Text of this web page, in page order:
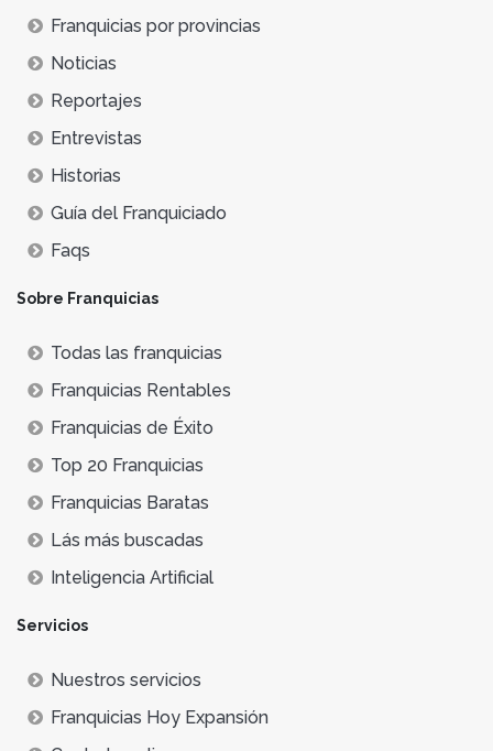
Franquicias por provincias
Noticias
Reportajes
Entrevistas
Historias
Guía del Franquiciado
Faqs
Sobre Franquicias
Todas las franquicias
Franquicias Rentables
Franquicias de Éxito
Top 20 Franquicias
Franquicias Baratas
Lás más buscadas
Inteligencia Artificial
Servicios
Nuestros servicios
Franquicias Hoy Expansión